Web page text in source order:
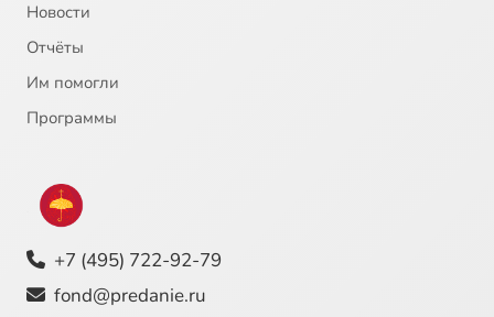
Новости
Отчёты
Им помогли
Программы
+7 (495) 722-92-79
fond@predanie.ru